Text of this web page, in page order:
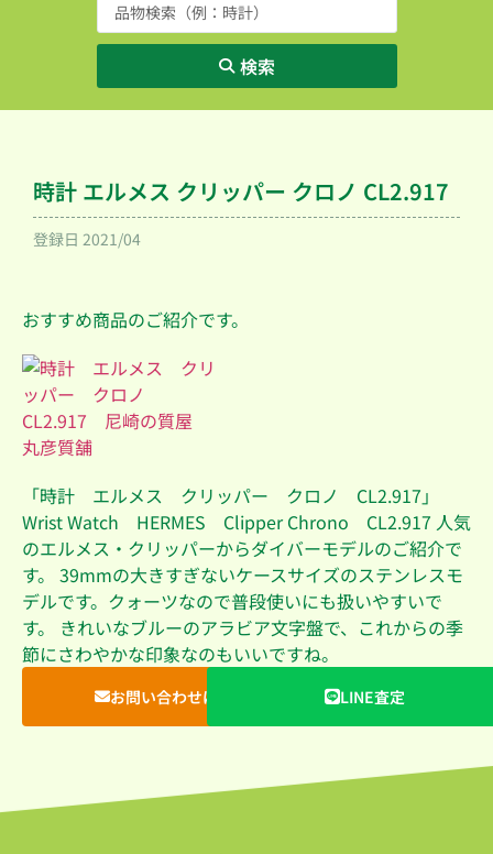
検索
時計 エルメス クリッパー クロノ CL2.917
登録日 2021/04
おすすめ商品のご紹介です。
「時計 エルメス クリッパー クロノ CL2.917」
Wrist Watch HERMES Clipper Chrono CL2.917 人気
のエルメス・クリッパーからダイバーモデルのご紹介で
す。 39mmの大きすぎないケースサイズのステンレスモ
デルです。クォーツなので普段使いにも扱いやすいで
す。 きれいなブルーのアラビア文字盤で、これからの季
節にさわやかな印象なのもいいですね。
お問い合わせはこちら LINE査定